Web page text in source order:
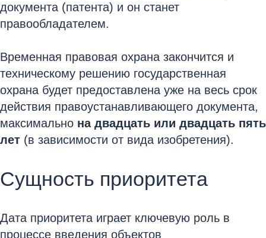
документа (патента) и он станет
правообладателем.
Временная правовая охрана закончится и
техническому решению государственная
охрана будет предоставлена уже на весь срок
действия правоустанавливающего документа,
максимально на двадцать или двадцать пять
лет (в зависимости от вида изобретения).
Сущность приоритета
Дата приоритета играет ключевую роль в
процессе введения объектов